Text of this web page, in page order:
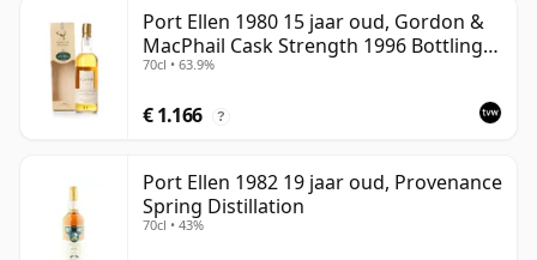
Port Ellen 1980 15 jaar oud, Gordon &
MacPhail Cask Strength 1996 Bottling
with Box
70cl • 63.9%
€ 1.166 ?
Port Ellen 1982 19 jaar oud, Provenance
Spring Distillation
70cl • 43%